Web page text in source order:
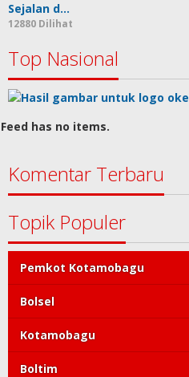
Sejalan d…
12880 Dilihat
Top Nasional
Feed has no items.
Komentar Terbaru
Topik Populer
Pemkot Kotamobagu
Bolsel
Kotamobagu
Boltim